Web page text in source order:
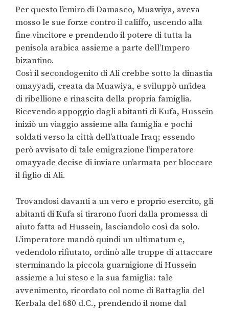
Per questo l’emiro di Damasco, Muawiya, aveva
mosso le sue forze contro il califfo, uscendo alla
fine vincitore e prendendo il potere di tutta la
penisola arabica assieme a parte dell’Impero
bizantino.
Così il secondogenito di Ali crebbe sotto la dinastia
omayyadi, creata da Muawiya, e sviluppò un’idea
di ribellione e rinascita della propria famiglia.
Ricevendo appoggio dagli abitanti di Kufa, Hussein
iniziò un viaggio assieme alla famiglia e pochi
soldati verso la città dell’attuale Iraq; essendo
però avvisato di tale emigrazione l’imperatore
omayyade decise di inviare un’armata per bloccare
il figlio di Ali.
Trovandosi davanti a un vero e proprio esercito, gli
abitanti di Kufa si tirarono fuori dalla promessa di
aiuto fatta ad Hussein, lasciandolo così da solo.
L’imperatore mandò quindi un ultimatum e,
vedendolo rifiutato, ordinò alle truppe di attaccare
sterminando la piccola guarnigione di Hussein
assieme a lui steso e la sua famiglia: tale
avvenimento, ricordato col nome di Battaglia del
Kerbala del 680 d.C., prendendo il nome dal